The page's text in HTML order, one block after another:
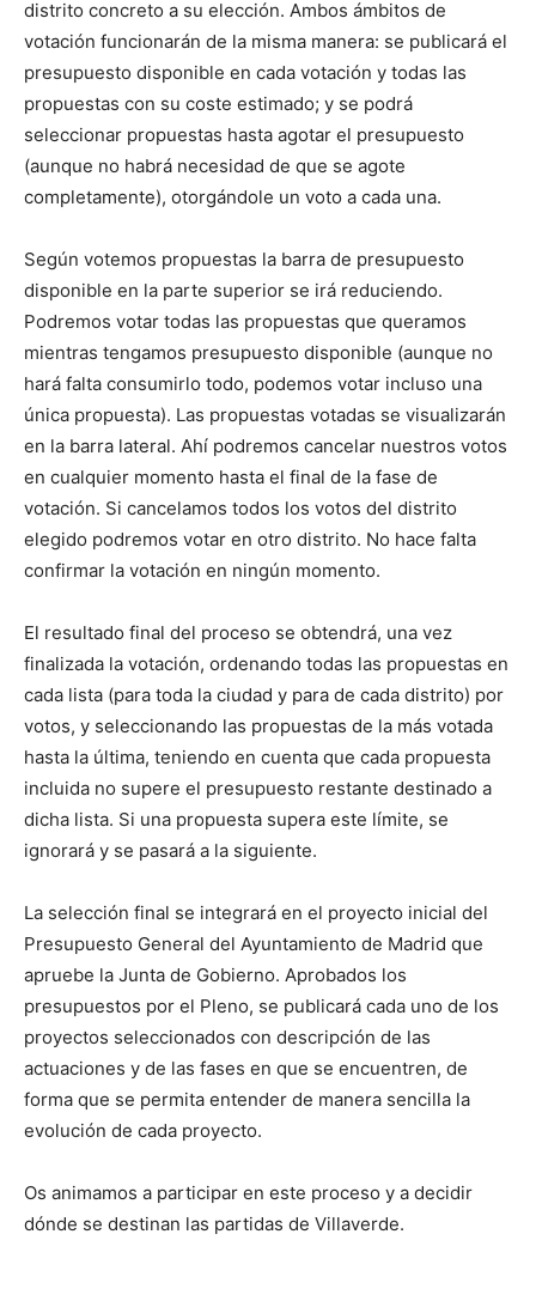
distrito concreto a su elección. Ambos ámbitos de
votación funcionarán de la misma manera: se publicará el
presupuesto disponible en cada votación y todas las
propuestas con su coste estimado; y se podrá
seleccionar propuestas hasta agotar el presupuesto
(aunque no habrá necesidad de que se agote
completamente), otorgándole un voto a cada una.
Según votemos propuestas la barra de presupuesto
disponible en la parte superior se irá reduciendo.
Podremos votar todas las propuestas que queramos
mientras tengamos presupuesto disponible (aunque no
hará falta consumirlo todo, podemos votar incluso una
única propuesta). Las propuestas votadas se visualizarán
en la barra lateral. Ahí podremos cancelar nuestros votos
en cualquier momento hasta el final de la fase de
votación. Si cancelamos todos los votos del distrito
elegido podremos votar en otro distrito. No hace falta
confirmar la votación en ningún momento.
El resultado final del proceso se obtendrá, una vez
finalizada la votación, ordenando todas las propuestas en
cada lista (para toda la ciudad y para de cada distrito) por
votos, y seleccionando las propuestas de la más votada
hasta la última, teniendo en cuenta que cada propuesta
incluida no supere el presupuesto restante destinado a
dicha lista. Si una propuesta supera este límite, se
ignorará y se pasará a la siguiente.
La selección final se integrará en el proyecto inicial del
Presupuesto General del Ayuntamiento de Madrid que
apruebe la Junta de Gobierno. Aprobados los
presupuestos por el Pleno, se publicará cada uno de los
proyectos seleccionados con descripción de las
actuaciones y de las fases en que se encuentren, de
forma que se permita entender de manera sencilla la
evolución de cada proyecto.
Os animamos a participar en este proceso y a decidir
dónde se destinan las partidas de Villaverde.